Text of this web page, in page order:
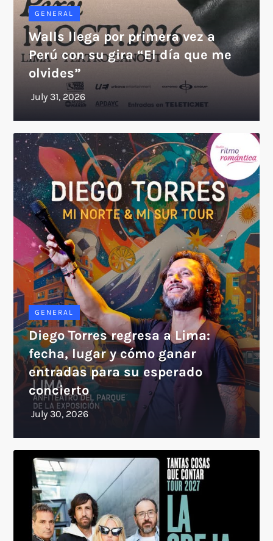
GENERAL
Walls llega por primera vez a
Perú con su gira “El día que me
olvides”
GENERAL
Diego Torres regresa a Lima:
fecha, lugar y cómo ganar
entradas para su esperado
concierto